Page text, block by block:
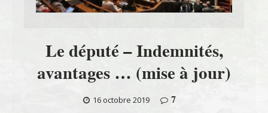
Le député – Indemnités,
avantages … (mise à jour)
16 octobre 2019
7